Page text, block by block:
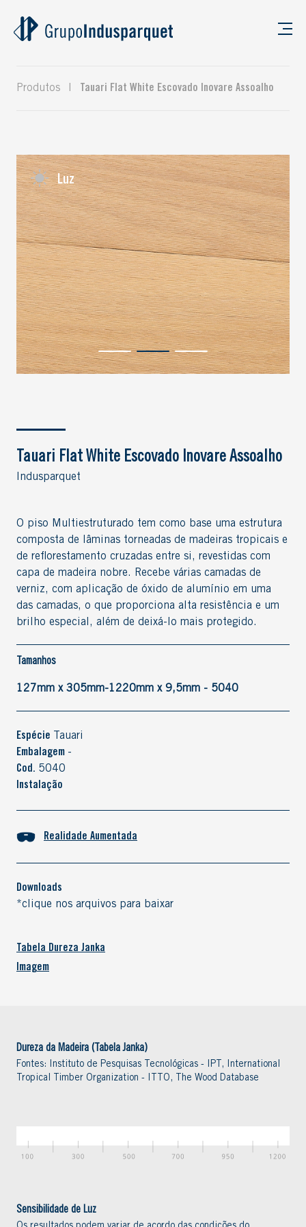
Produtos Tauari Flat White Escovado Inovare Assoalho
Luz
Tauari Flat White Escovado Inovare Assoalho
Indusparquet
O piso Multiestruturado tem como base uma estrutura
composta de lâminas torneadas de madeiras tropicais e
de reflorestamento cruzadas entre si, revestidas com
capa de madeira nobre. Recebe várias camadas de
verniz, com aplicação de óxido de alumínio em uma
das camadas, o que proporciona alta resistência e um
brilho especial, além de deixá-lo mais protegido.
Tamanhos
127mm x 305mm-1220mm x 9,5mm - 5040
Espécie
Tauari
Embalagem -
Cod. 5040
Instalação
Realidade Aumentada
Downloads
*clique nos arquivos para baixar
Tabela Dureza Janka
Imagem
Dureza da Madeira (Tabela Janka)
Fontes: Instituto de Pesquisas Tecnológicas - IPT, International
Tropical Timber Organization - ITTO, The Wood Database
Sensibilidade de Luz